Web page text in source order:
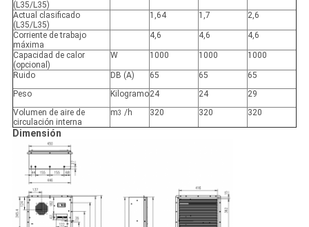
(L35/L35)
Actual clasificado
(L35/L35)
1,64 1,7 2,6
Corriente de trabajo
máxima
4,6 4,6 4,6
Capacidad de calor
(opcional)
W 1000 1000 1000
Ruido DB (A) 65 65
65
Peso
Kilogramo24 24
29
Volumen de aire de
circulación interna
m3 /h 320 320 320
Dimensión